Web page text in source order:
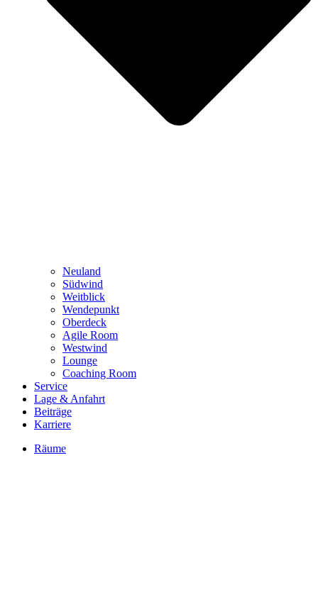
Neuland
Südwind
Weitblick
Wendepunkt
Oberdeck
Agile Room
Westwind
Lounge
Coaching Room
Service
Lage & Anfahrt
Beiträge
Karriere
Räume